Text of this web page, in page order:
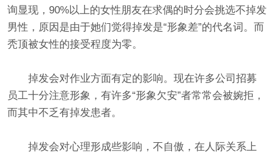
询显现，90%以上的女性朋友在求偶的时分会挑选不掉发
男性，原因是由于她们觉得掉发是“形象差”的代名词。而
秃顶被女性的接受程度为零。
掉发会对作业方面有定的影响。现在许多公司招募
员工十分注意形象，有许多“形象欠安”者常常会被婉拒，
而其中不乏有掉发患者。
掉发会对心理形成些影响，不自傲，在人际关系上